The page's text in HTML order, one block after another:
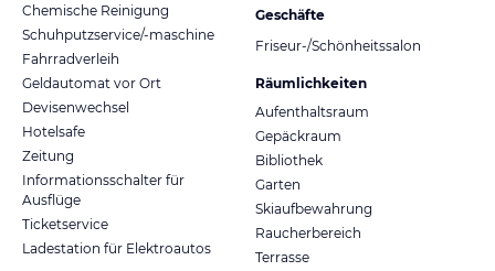
Chemische Reinigung
Schuhputzservice/-maschine
Fahrradverleih
Geldautomat vor Ort
Devisenwechsel
Hotelsafe
Zeitung
Informationsschalter für
Ausflüge
Ticketservice
Ladestation für Elektroautos
Geschäfte
Friseur-/Schönheitssalon
Räumlichkeiten
Aufenthaltsraum
Gepäckraum
Bibliothek
Garten
Skiaufbewahrung
Raucherbereich
Terrasse